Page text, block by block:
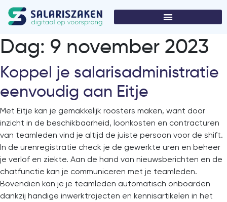
Dag: 9 november 2023
Koppel je salarisadministratie
eenvoudig aan Eitje
Met Eitje kan je gemakkelijk roosters maken, want door
inzicht in de beschikbaarheid, loonkosten en contracturen
van teamleden vind je altijd de juiste persoon voor de shift.
In de urenregistratie check je de gewerkte uren en beheer
je verlof en ziekte. Aan de hand van nieuwsberichten en de
chatfunctie kan je communiceren met je teamleden.
Bovendien kan je je teamleden automatisch onboarden
dankzij handige inwerktrajecten en kennisartikelen in het